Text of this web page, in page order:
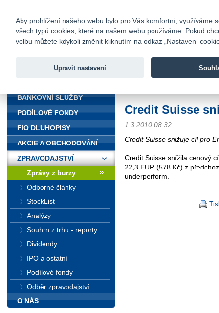
Fio banka
Fio banka
Credit Suisse
1.3.2010 08:32
Credit Suisse snižuje cíl pro
Credit Suisse snížila cenový
22,3 EUR (578 Kč) z
underperform.
BANKOVNÍ SLUŽBY
PODÍLOVÉ FONDY
FIO DLUHOPISY
AKCIE A OBCHODOVÁNÍ
ZPRAVODAJSTVÍ
Zprávy z burzy
Odborné články
StockList
Analýzy
Souhrn z trhu - reporty
Dividendy
IPO a ostatní
Podílové fondy
Odběr zpravodajství
O NÁS
Aby prohlížení našeho webu bylo pro Vás komfortní, využíváme
všech typů cookies, které na našem webu používáme. Pokud
volbu můžete kdykoli změnit kliknutím na odkaz „Nastavení
Upravit nastavení